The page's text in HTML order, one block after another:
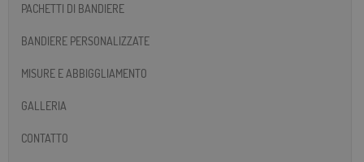
PACHETTI DI BANDIERE
BANDIERE PERSONALIZZATE
MISURE E ABBIGGLIAMENTO
GALLERIA
CONTATTO